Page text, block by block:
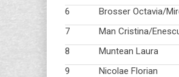
6
Brosser Octavia/
7
Man Cristina/
8
Muntean Laura
9
Nicolae Florian